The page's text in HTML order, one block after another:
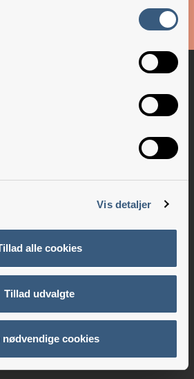
Vis detaljer
alle cookies
Tillad udvalgte
nødvendige cookies